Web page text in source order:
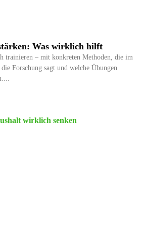
Was wirklich hilft
trainieren – mit konkreten Methoden, die im
Forschung sagt und welche Übungen